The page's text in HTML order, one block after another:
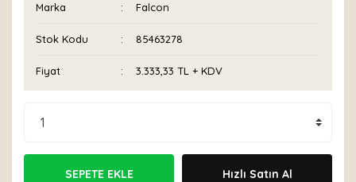
Marka Falcon
Stok Kodu 85463278
Fiyat 3.333,33 TL + KDV
SEPETE EKLE Hızlı Satın Al